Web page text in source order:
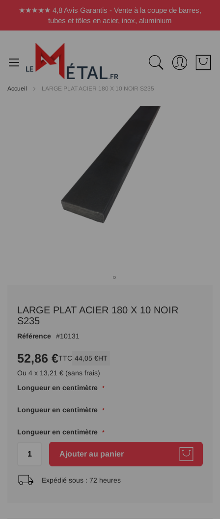
★★★★★ 4,8 Avis Garantis - Vente à la coupe de barres,
tubes et tôles en acier, inox, aluminium
Accueil LARGE PLAT ACIER 180 X 10 NOIR S235
début
Galerie
LARGE PLAT ACIER 180 X 10 NOIR
S235
Référence 10131
52,86 €TTC 44,05 €HT
Ou 4 x 13,21 € (sans frais)
Longueur en centimètre
Longueur en centimètre
Longueur en centimètre
Ajouter au panier
Expédié sous : 72 heures